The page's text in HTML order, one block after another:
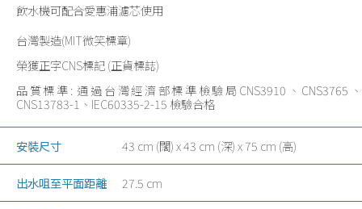
飲水機可配合愛惠浦濾芯使用
台灣製造(MIT微笑標章)
榮獲正字CNS標記 (正貨標誌)
品質標準: 通過台灣經濟部標準檢驗局CNS3910、CNS3765、
CNS13783-1、IEC60335-2-15 檢驗合格
安裝尺寸 43 cm (闊) x 43 cm (深) x 75 cm (高)
出水咀至平面距離 27.5 cm